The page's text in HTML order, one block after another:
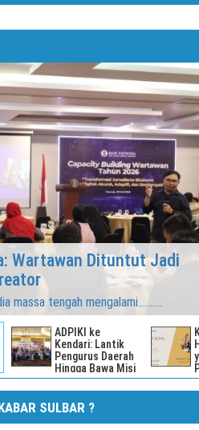
Wartawan Dituntut Jadi
massa tengah mengalami..........
ADPIKI ke
Kendari: Lantik
Pengurus Daerah
Hingga Bawa Misi
Transformasi
Jurnalisme
Digital
SULBAR ?